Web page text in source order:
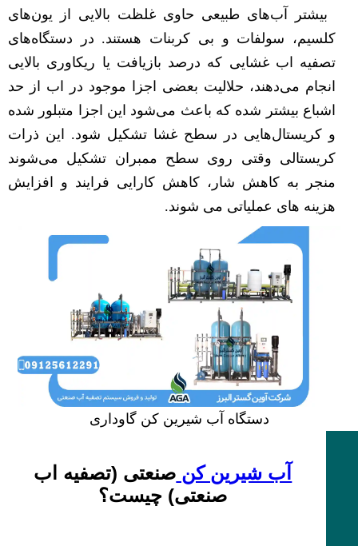
بیشتر آب‌های طبیعی حاوی غلظت بالایی از یون‌های
کلسیم، سولفات و بی کربنات هستند. در دستگاه‌های
تصفیه اب غشایی که درصد بازیافت یا ریکاوری بالایی
انجام می‌دهند، حلالیت بعضی اجزا موجود در اب از حد
اشباع بیشتر شده که باعث می‌شود این اجزا متبلور شده
و کریستال‌هایی در سطح غشا تشکیل ‌شود. این ذرات
کریستالی وقتی روی سطح ممبران تشکیل می‌شوند
منجر به کاهش شار، کاهش کارایی فرایند و افزایش
هزینه های عملیاتی می شوند.
دستگاه آب شیرین کن گاوداری
آب شیرین کن صنعتی (تصفیه اب
صنعتی) چیست؟